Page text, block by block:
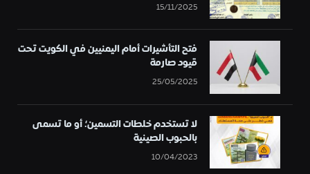
15/11/2025
فتح التأشيرات أمام اليمنيين في الكويت تحت
قيود صارمة
25/05/2025
لا تستخدم خلطات التسمين؛ أو ما تسمى
بالحبوب الصينية
10/04/2023